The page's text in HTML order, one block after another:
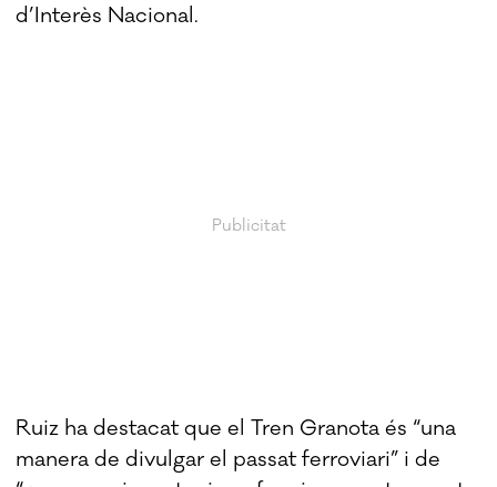
d’Interès Nacional.
Ruiz ha destacat que el Tren Granota és “una
manera de divulgar el passat ferroviari” i de